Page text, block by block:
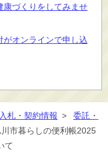
康づくりをしてみませ
オンラインで申し込
入札・契約情報 >
委託・
市暮らしの便利帳2025
て